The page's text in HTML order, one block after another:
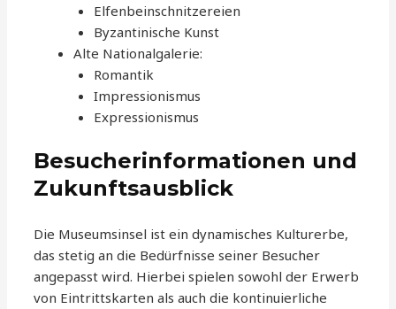
Elfenbeinschnitzereien
Byzantinische Kunst
Alte Nationalgalerie:
Romantik
Impressionismus
Expressionismus
Besucherinformationen und
Zukunftsausblick
Die Museumsinsel ist ein dynamisches Kulturerbe,
das stetig an die Bedürfnisse seiner Besucher
angepasst wird. Hierbei spielen sowohl der Erwerb
von Eintrittskarten als auch die kontinuierliche